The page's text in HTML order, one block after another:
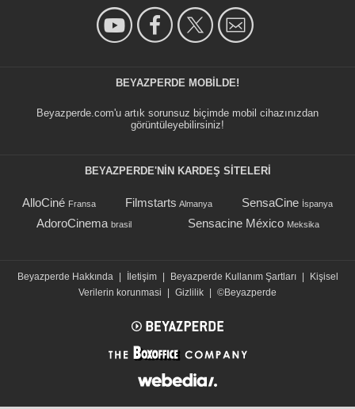
BEYAZPERDE MOBILDE!
Beyazperde.com'u artık sorunsuz biçimde mobil cihazınızdan
görüntüleyebilirsiniz!
BEYAZPERDE'NIN KARDEŞ SİTELERİ
AlloCiné Fransa Filmstarts Almanya SensaCine İspanya
AdoroCinema brasil Sensacine México Meksika
Beyazperde Hakkında | İletişim | Beyazperde Kullanım Şartları |
Kişisel
Verilerin korunmasi
| Gizlilik | ©Beyazperde